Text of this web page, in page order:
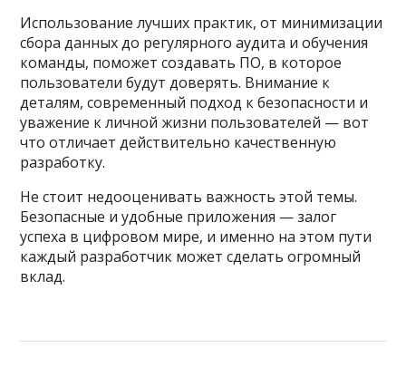
Использование лучших практик, от минимизации
сбора данных до регулярного аудита и обучения
команды, поможет создавать ПО, в которое
пользователи будут доверять. Внимание к
деталям, современный подход к безопасности и
уважение к личной жизни пользователей — вот
что отличает действительно качественную
разработку.
Не стоит недооценивать важность этой темы.
Безопасные и удобные приложения — залог
успеха в цифровом мире, и именно на этом пути
каждый разработчик может сделать огромный
вклад.